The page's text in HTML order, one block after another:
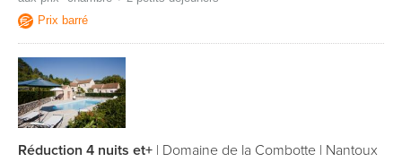
Prix barré
Réduction 4 nuits et+ Domaine de la Combotte Nantoux